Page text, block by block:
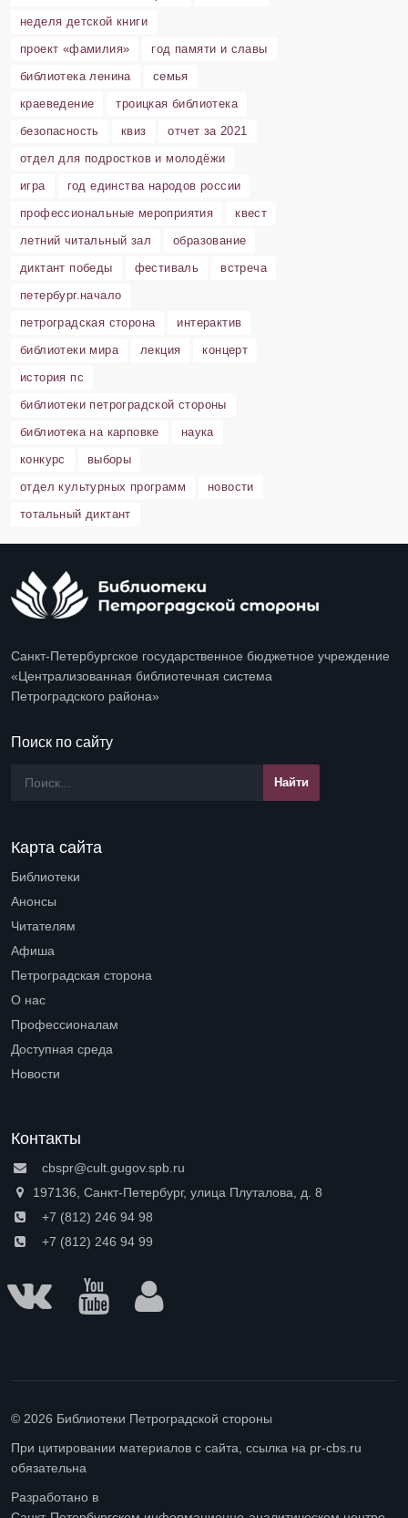
неделя детской книги
проект «фамилия»
год памяти и славы
библиотека ленина
семья
краеведение
троицкая библиотека
безопасность
квиз
отчет за 2021
отдел для подростков и молодёжи
игра
год единства народов россии
профессиональные мероприятия
квест
летний читальный зал
образование
диктант победы
фестиваль
встреча
петербург.начало
петроградская сторона
интерактив
библиотеки мира
лекция
концерт
история пс
библиотеки петроградской стороны
библиотека на карповке
наука
конкурс
выборы
отдел культурных программ
новости
тотальный диктант
Санкт-Петербургское государственное бюджетное учреждение
«Централизованная библиотечная система
Петроградского района»
Поиск по сайту
Карта сайта
Библиотеки
Анонсы
Читателям
Афиша
Петроградская сторона
О нас
Профессионалам
Доступная среда
Новости
Контакты
cbspr@cult.gugov.spb.ru
197136, Санкт-Петербург, улица Плуталова, д. 8
+7 (812) 246 94 98
+7 (812) 246 94 99
© 2026 Библиотеки Петроградской стороны
При цитировании материалов с сайта, ссылка на pr-cbs.ru
обязательна
Разработано в